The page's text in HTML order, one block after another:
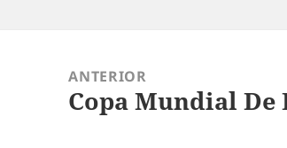
entradas
ANTERIOR
Entrada
Copa Mundial De